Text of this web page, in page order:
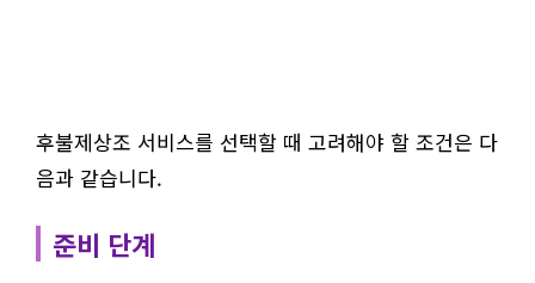
후불제상조 서비스를 선택할 때 고려해야 할 조건은 다
음과 같습니다.
준비 단계